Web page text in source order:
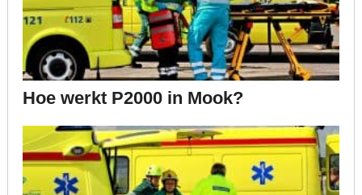
Hoe werkt P2000 in Mook?